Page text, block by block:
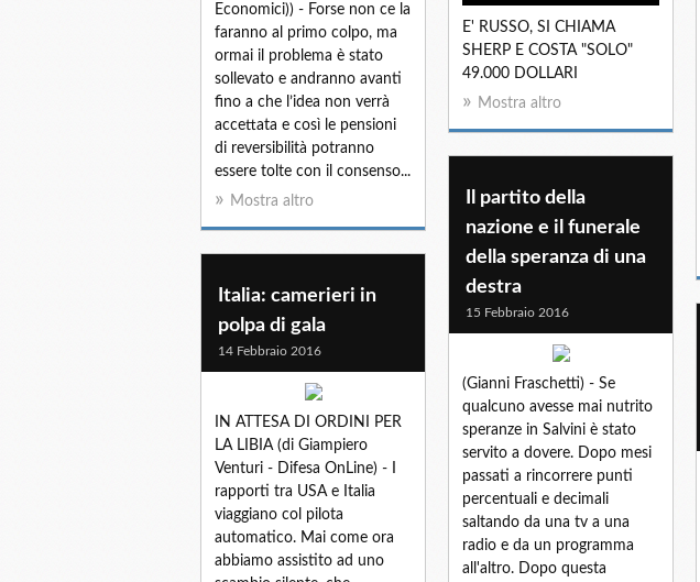
Economici)) - Forse non ce la
faranno al primo colpo, ma
ormai il problema è stato
sollevato e andranno avanti
fino a che l’idea non verrà
accettata e così le pensioni
di reversibilità potranno
essere tolte con il consenso...
Mostra altro
E' RUSSO, SI CHIAMA
SHERP E COSTA "SOLO"
49.000 DOLLARI
Mostra altro
Il partito della
nazione e il funerale
della speranza di una
destra
15 Febbraio 2016
(Gianni Fraschetti) - Se
qualcuno avesse mai nutrito
speranze in Salvini è stato
servito a dovere. Dopo mesi
passati a rincorrere punti
percentuali e decimali
saltando da una tv a una
radio e da un programma
all'altro. Dopo questa
Italia: camerieri in
polpa di gala
14 Febbraio 2016
IN ATTESA DI ORDINI PER
LA LIBIA (di Giampiero
Venturi - Difesa OnLine) - I
rapporti tra USA e Italia
viaggiano col pilota
automatico. Mai come ora
abbiamo assistito ad uno